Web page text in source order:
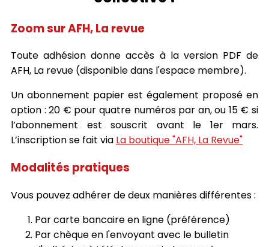
Zoom sur AFH, La revue
Toute adhésion donne accès à la version PDF de
AFH, La revue (disponible dans l'espace membre).
Un abonnement papier est également proposé en
option : 20 € pour quatre numéros par an, ou 15 € si
l’abonnement est souscrit avant le 1er mars.
L’inscription se fait via La boutique "AFH, La Revue"
Modalités pratiques
Vous pouvez adhérer de deux manières différentes :
Par carte bancaire en ligne (préférence)
Par chèque en l'envoyant avec le bulletin